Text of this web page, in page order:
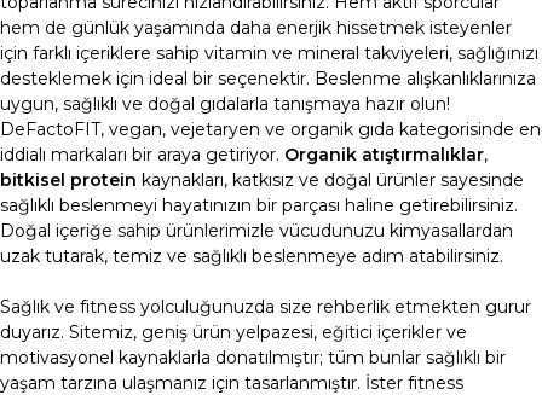
hem de günlük yaşamında daha enerjik hissetmek isteyenler
için farklı içeriklere sahip vitamin ve mineral takviyeleri, sağlığınızı
desteklemek için ideal bir seçenektir. Beslenme alışkanlıklarınıza
uygun, sağlıklı ve doğal gıdalarla tanışmaya hazır olun!
DeFactoFIT, vegan, vejetaryen ve organik gıda kategorisinde en
iddialı markaları bir araya getiriyor. Organik atıştırmalıklar,
bitkisel protein kaynakları, katkısız ve doğal ürünler sayesinde
sağlıklı beslenmeyi hayatınızın bir parçası haline getirebilirsiniz.
Doğal içeriğe sahip ürünlerimizle vücudunuzu kimyasallardan
uzak tutarak, temiz ve sağlıklı beslenmeye adım atabilirsiniz.
Sağlık ve fitness yolculuğunuzda size rehberlik etmekten gurur
duyarız. Sitemiz, geniş ürün yelpazesi, eğitici içerikler ve
motivasyonel kaynaklarla donatılmıştır; tüm bunlar sağlıklı bir
yaşam tarzına ulaşmanız için tasarlanmıştır. İster fitness